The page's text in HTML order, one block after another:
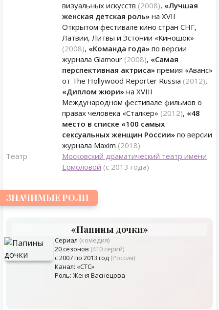
визуальных искусств (2008), «Лучшая
женская детская роль» на XVII
Открытом фестивале кино стран СНГ,
Латвии, Литвы и Эстонии «Киношок»
(2008), «Команда года» по версии
журнала Glamour (2008), «Самая
перспективная актриса» премия «Аванс»
от The Hollywood Reporter Russia (2012),
«Диплом жюри» на XVIII
Международном фестивале фильмов о
правах человека «Сталкер» (2012), «48
место в списке «100 самых
сексуальных женщин России» по версии
журнала Maxim (2018)
Театр :
Московский драматический театр имени
Ермоловой (с 2013 года)
ЗНАЧИМЫЕ РОЛИ
«Папины дочки»
Сериал (комедия)
20 сезонов (410 серий)
с 2007 по 2013 год (Россия)
Канал: «СТС»
Роль: Женя Васнецова